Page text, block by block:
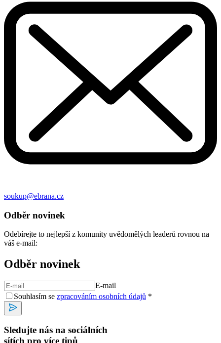
soukup@ebrana.cz
Odběr novinek
Odebírejte to nejlepší z komunity uvědomělých leaderů rovnou na
váš e-mail:
Odběr novinek
E-mail
Souhlasím se zpracováním osobních údajů *
Sledujte nás na sociálních
sítích pro více tipů